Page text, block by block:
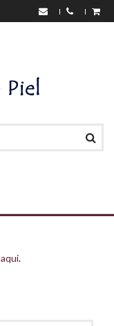
aqui.